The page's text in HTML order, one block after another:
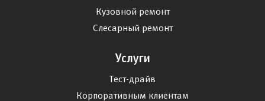
Кузовной ремонт
Слесарный ремонт
Услуги
Тест-драйв
Корпоративным клиентам